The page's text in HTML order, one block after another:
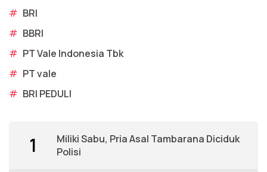
# BRI
# BBRI
# PT Vale Indonesia Tbk
# PT vale
# BRI PEDULI
1
Miliki Sabu, Pria Asal Tambarana Diciduk
Polisi